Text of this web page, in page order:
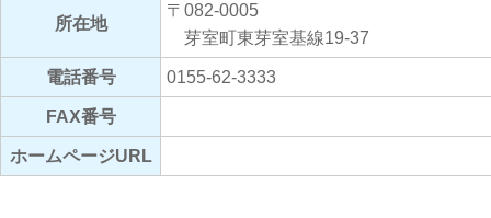
所在地
〒082-0005
芽室町東芽室基線19-37
電話番号 0155-62-3333
FAX番号
ホームページURL